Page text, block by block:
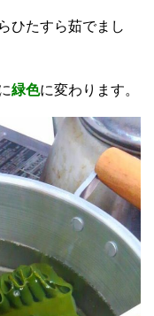
ひたすら茹でまし
緑色に変わります。